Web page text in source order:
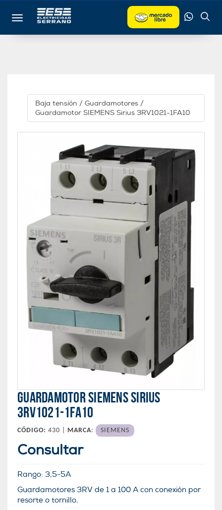
Toggle navigation
Baja tensión / Guardamotores /
Guardamotor SIEMENS Sirius 3RV1021-1FA10
GUARDAMOTOR SIEMENS SIRIUS
3RV1021-1FA10
CÓDIGO: 430 | MARCA: SIEMENS
Consultar
Rango: 3,5-5A
Guardamotores 3RV de 1 a 100 A con conexión por
resorte o tornillo.